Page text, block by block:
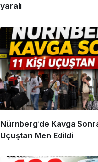
yaralı
Nürnberg’de Kavga
Uçuştan Men Edildi